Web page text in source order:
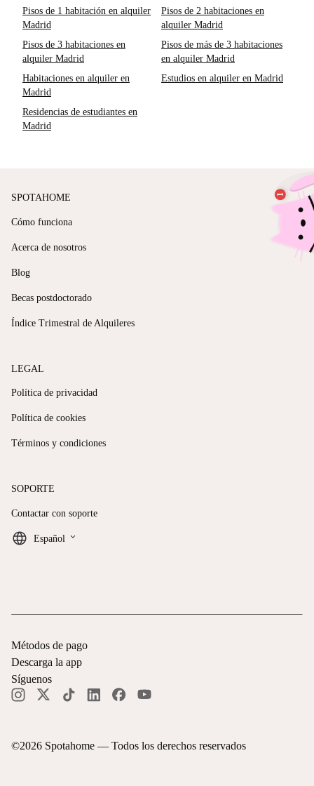
Pisos de 1 habitación en alquiler
Madrid
Pisos de 2 habitaciones en
alquiler Madrid
Pisos de 3 habitaciones en
alquiler Madrid
Pisos de más de 3 habitaciones
en alquiler Madrid
Habitaciones en alquiler en
Madrid
Estudios en alquiler en Madrid
Residencias de estudiantes en
Madrid
SPOTAHOME
Cómo funciona
Acerca de nosotros
Blog
Becas postdoctorado
Índice Trimestral de Alquileres
LEGAL
Política de privacidad
Política de cookies
Términos y condiciones
SOPORTE
Contactar con soporte
Español keyboard_arrow_down
©2026 Spotahome — Todos los derechos reservados
Métodos de pago
Descarga la app
Síguenos